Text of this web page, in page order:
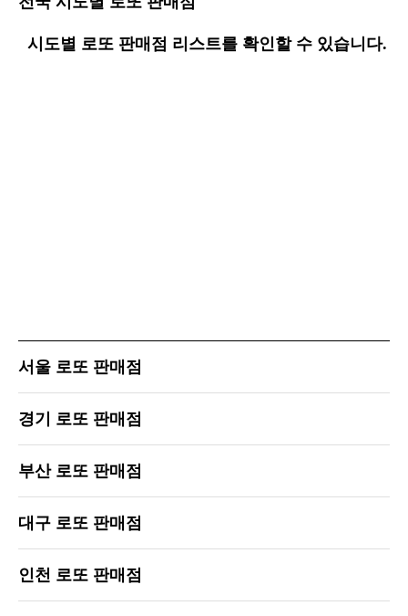
시도별 로또 판매점 리스트를 확인할 수 있습니다.
서울 로또 판매점
경기 로또 판매점
부산 로또 판매점
대구 로또 판매점
인천 로또 판매점